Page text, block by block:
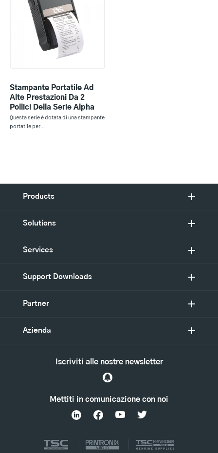
Stampante Portatile Ad
Alte Prestazioni Da 2
Pollici Della Serie Alpha
Questa serie è dotata di una stampante
portatile per…
Products
Solutions
Services
Support Downloads
Partner
Azienda
Mettiti in comunicazione con noi
Iscriviti alle nostre newsletter